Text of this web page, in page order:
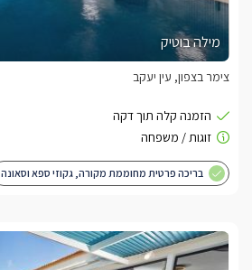
מילה בוטיק
צימר בצפון, עין יעקב
בריכה פרטית מחוממת מקורה, גקוזי ספא וסאונה